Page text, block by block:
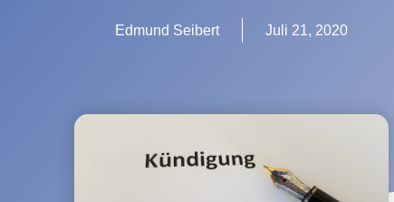
Edmund Seibert Juli 21, 2020